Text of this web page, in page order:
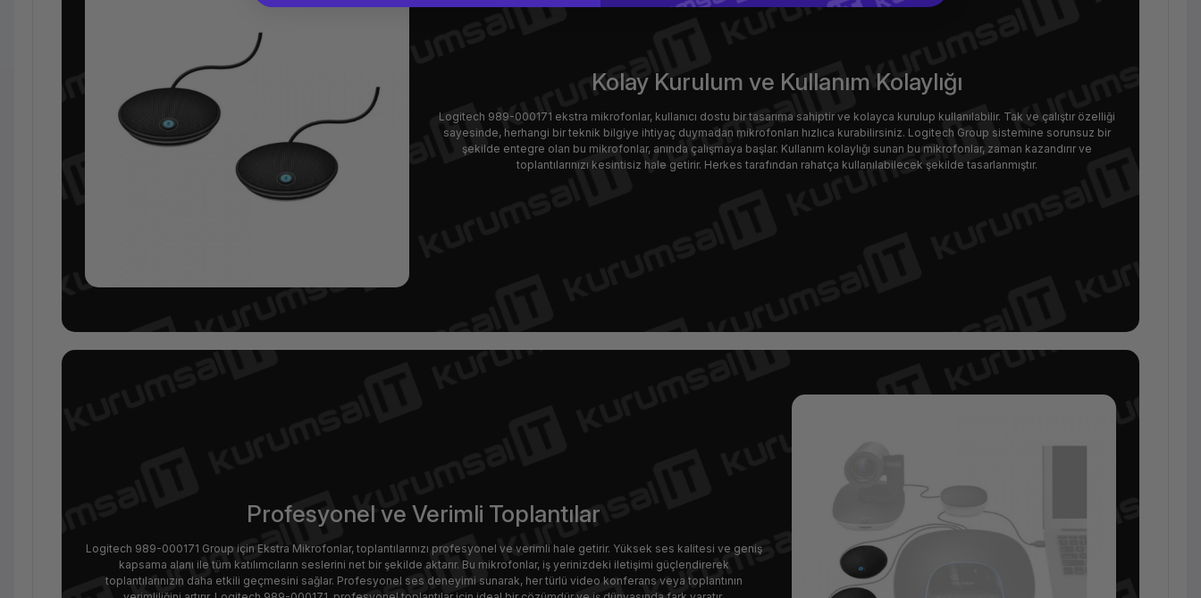
Kolay Kurulum ve Kullanım Kolaylığı
Logitech 989-000171 ekstra mikrofonlar, kullanıcı dostu bir tasarıma sahiptir ve kolayca kurulup kullanılabilir. Tak ve çalıştır özelliği
sayesinde, herhangi bir teknik bilgiye ihtiyaç duymadan mikrofonları hızlıca kurabilirsiniz. Logitech Group sistemine sorunsuz bir
şekilde entegre olan bu mikrofonlar, anında çalışmaya başlar. Kullanım kolaylığı sunan bu mikrofonlar, zaman kazandırır ve
toplantılarınızı kesintisiz hale getirir. Herkes tarafından rahatça kullanılabilecek şekilde tasarlanmıştır.
Profesyonel ve Verimli Toplantılar
Logitech 989-000171 Group için Ekstra Mikrofonlar, toplantılarınızı profesyonel ve verimli hale getirir. Yüksek ses kalitesi ve geniş
kapsama alanı ile tüm katılımcıların seslerini net bir şekilde aktarır. Bu mikrofonlar, iş yerinizdeki iletişimi güçlendirerek
toplantılarınızın daha etkili geçmesini sağlar. Profesyonel ses deneyimi sunarak, her türlü video konferans veya toplantının